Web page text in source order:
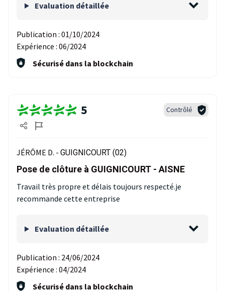
Evaluation détaillée
Publication : 01/10/2024
Expérience : 06/2024
Sécurisé dans la blockchain
5 Contrôlé
JÉRÔME D. - GUIGNICOURT (02)
Pose de clôture à GUIGNICOURT - AISNE
Travail très propre et délais toujours respecté.je
recommande cette entreprise
Evaluation détaillée
Publication : 24/06/2024
Expérience : 04/2024
Sécurisé dans la blockchain